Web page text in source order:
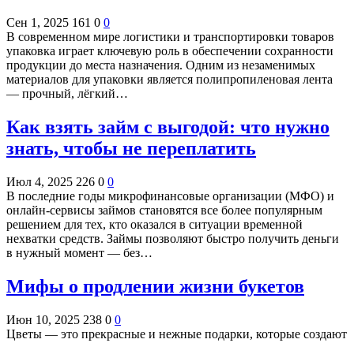
Сен 1, 2025 161 0 0
В современном мире логистики и транспортировки товаров
упаковка играет ключевую роль в обеспечении сохранности
продукции до места назначения. Одним из незаменимых
материалов для упаковки является полипропиленовая лента
— прочный, лёгкий…
Как взять займ с выгодой: что нужно
знать, чтобы не переплатить
Июл 4, 2025 226 0 0
В последние годы микрофинансовые организации (МФО) и
онлайн-сервисы займов становятся все более популярным
решением для тех, кто оказался в ситуации временной
нехватки средств. Займы позволяют быстро получить деньги
в нужный момент — без…
Мифы о продлении жизни букетов
Июн 10, 2025 238 0 0
Цветы — это прекрасные и нежные подарки, которые создают